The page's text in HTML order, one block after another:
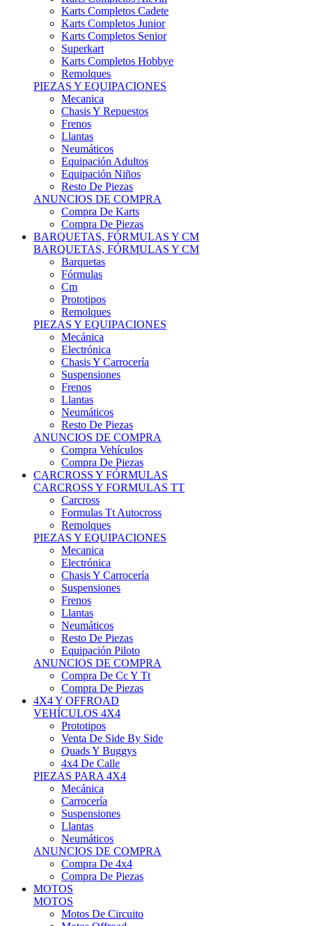
Karts Completos Cadete
Karts Completos Junior
Karts Completos Senior
Superkart
Karts Completos Hobbye
Remolques
PIEZAS Y EQUIPACIONES
Mecanica
Chasis Y Repuestos
Frenos
Llantas
Neumáticos
Equipación Adultos
Equipación Niños
Resto De Piezas
ANUNCIOS DE COMPRA
Compra De Karts
Compra De Piezas
BARQUETAS, FÓRMULAS Y CM
BARQUETAS, FÓRMULAS Y CM
Barquetas
Fórmulas
Cm
Prototipos
Remolques
PIEZAS Y EQUIPACIONES
Mecánica
Electrónica
Chasis Y Carrocería
Suspensiones
Frenos
Llantas
Neumáticos
Resto De Piezas
ANUNCIOS DE COMPRA
Compra Vehículos
Compra De Piezas
CARCROSS Y FÓRMULAS
CARCROSS Y FORMULAS TT
Carcross
Formulas Tt Autocross
Remolques
PIEZAS Y EQUIPACIONES
Mecanica
Electrónica
Chasis Y Carrocería
Suspensiones
Frenos
Llantas
Neumáticos
Resto De Piezas
Equipación Piloto
ANUNCIOS DE COMPRA
Compra De Cc Y Tt
Compra De Piezas
4X4 Y OFFROAD
VEHÍCULOS 4X4
Prototipos
Venta De Side By Side
Quads Y Buggys
4x4 De Calle
PIEZAS PARA 4X4
Mecánica
Carrocería
Suspensiones
Llantas
Neumáticos
ANUNCIOS DE COMPRA
Compra De 4x4
Compra De Piezas
MOTOS
MOTOS
Motos De Circuito